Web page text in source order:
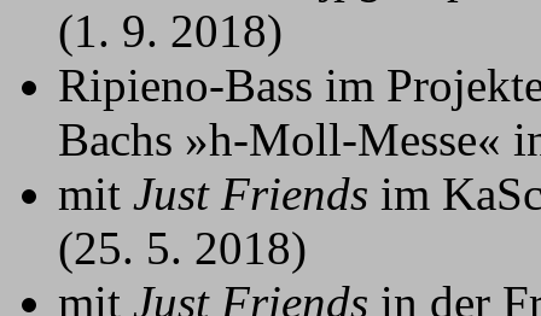
(1. 9. 2018)
Ripieno-Bass im
Bachs »h-Moll-Messe«
mit Just Friends im
(25. 5. 2018)
mit Just Friends in der